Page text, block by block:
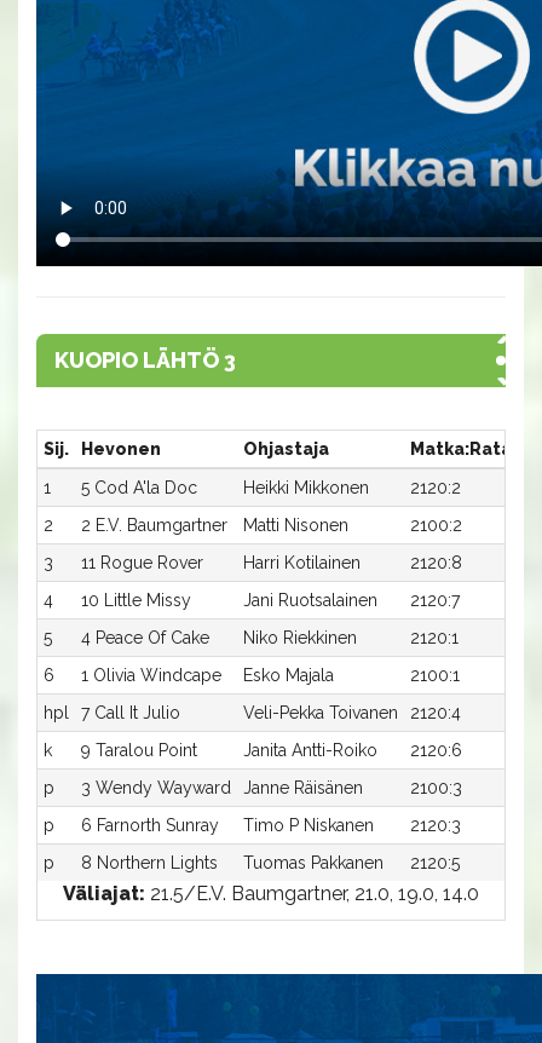
KUOPIO LÄHTÖ 3
Sij. Hevonen Ohjastaja Matka:Rata
1
5 Cod A'la Doc Heikki Mikkonen 2120:2
2
2 E.V. Baumgartner Matti Nisonen 2100:2
3
11 Rogue Rover Harri Kotilainen 2120:8
4
10 Little Missy Jani Ruotsalainen 2120:7
5
4 Peace Of Cake Niko Riekkinen 2120:1
6
1 Olivia Windcape Esko Majala 2100:1
hpl
7 Call It Julio Veli-Pekka Toivanen 2120:4
k
9 Taralou Point Janita Antti-Roiko 2120:6
p
3 Wendy Wayward Janne Räisänen 2100:3
p
6 Farnorth Sunray Timo P Niskanen 2120:3
p
8 Northern Lights Tuomas Pakkanen 2120:5
Väliajat: 21.5/E.V. Baumgartner, 21.0, 19.0, 14.0